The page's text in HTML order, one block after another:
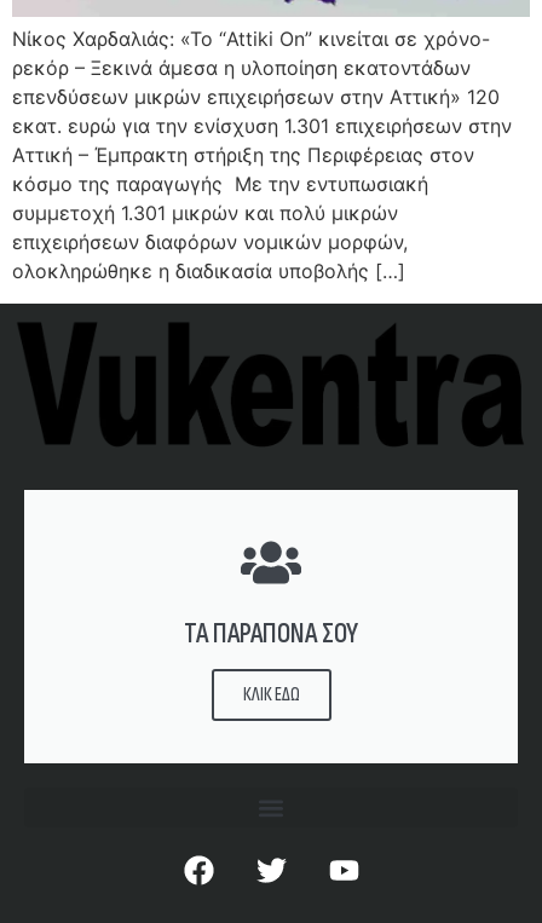
Νίκος Χαρδαλιάς: «Το “Attiki On” κινείται σε χρόνο-
ρεκόρ – Ξεκινά άμεσα η υλοποίηση εκατοντάδων
επενδύσεων μικρών επιχειρήσεων στην Αττική» 120
εκατ. ευρώ για την ενίσχυση 1.301 επιχειρήσεων στην
Αττική – Έμπρακτη στήριξη της Περιφέρειας στον
κόσμο της παραγωγής Με την εντυπωσιακή
συμμετοχή 1.301 μικρών και πολύ μικρών
επιχειρήσεων διαφόρων νομικών μορφών,
ολοκληρώθηκε η διαδικασία υποβολής […]
ΤΑ ΠΑΡΑΠΟΝΑ ΣΟΥ
ΚΛΙΚ ΕΔΩ